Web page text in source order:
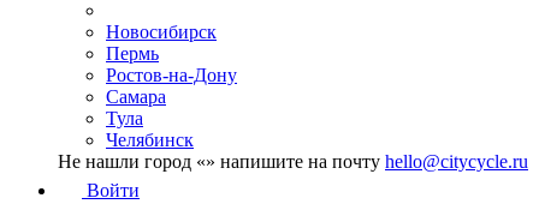
Новосибирск
Пермь
Ростов-на-Дону
Самара
Тула
Челябинск
Не нашли город «» напишите на почту hello@citycycle.ru
Войти